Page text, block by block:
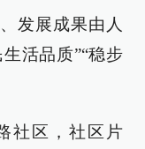
发展成果由人
活品质”“稳步
社区，社区片